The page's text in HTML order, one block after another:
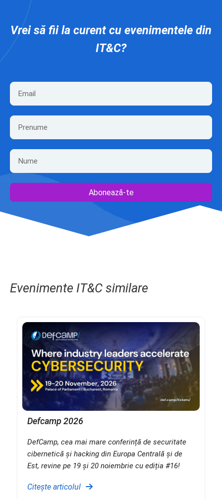
Vrei să fii la curent cu evenimentele din
IT&C?
Abonează-te
Evenimente IT&C similare
Defcamp 2026
DefCamp, cea mai mare conferință de securitate
cibernetică și hacking din Europa Centrală și de
Est, revine pe 19 și 20 noiembrie cu ediția #16!
Citește articolul